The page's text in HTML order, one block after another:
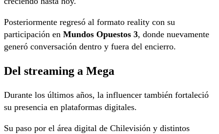
Posteriormente regresó al formato reality con su
participación en Mundos Opuestos 3, donde nuevamente
generó conversación dentro y fuera del encierro.
Del streaming a Mega
Durante los últimos años, la influencer también fortaleció
su presencia en plataformas digitales.
Su paso por el área digital de Chilevisión y distintos